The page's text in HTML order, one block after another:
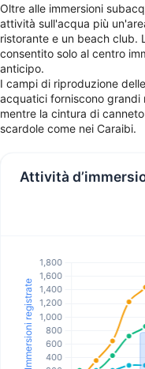
Oltre alle immersioni
attività sull'acqua più
ristorante e un beach club.
consentito solo al centro
anticipo.
I campi di riproduzione
acquatici forniscono grandi
mentre la cintura di
scardole come nei Caraibi.
Attività